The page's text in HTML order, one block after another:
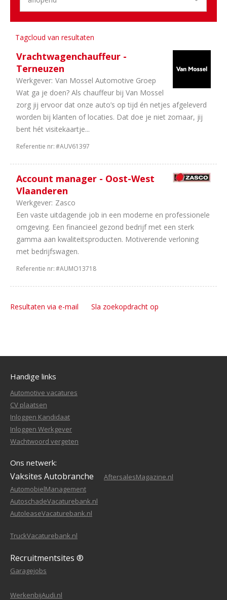
Bedrijfsauto's
Personenauto's
Dealerholdings
Tagcloud van resultaten
Vrachtwagenchauffeur -
Terneuzen
Werkgever: Van Mossel Automotive Groep
Wat ga je doen? Als chauffeur bij Van Mossel
zorg jij ervoor dat onze auto’s op tijd én netjes afgeleverd
worden bij klanten of locaties. Dat doe je niet zomaar, jij
bent hét visitekaartje...
Referentie nr:#AUV61397
Account manager - Oost-West
Vlaanderen
Werkgever: Zasco
Een vaste uitdagende job in een moderne en professionele
omgeving. Een financieel gezond bedrijf met een sterk
gamma aan kwaliteitsproducten. Motiverende verloning
met bedrijfswagen.
Referentie nr:#AUMO13718
Resultaten via e-mail Sla zoekopdracht op
Handige links
Automotive vacatures
CV plaatsen
Inloggen Kandidaat
Inloggen Werkgever
Wachtwoord vergeten
Ons netwerk:
Vaksites Autobranche
AftersalesMagazine.nl
AutomobielManagement
AutoschadeVacaturebank.nl
AutoleaseVacaturebank.nl
TruckVacaturebank.nl
Recruitmentsites ®
Garagejobs
WerkenbijAudi.nl